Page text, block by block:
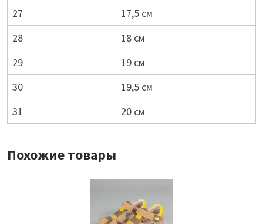
27
17,5 см
28
18 см
29
19 см
30
19,5 см
31
20 см
Похожие товары